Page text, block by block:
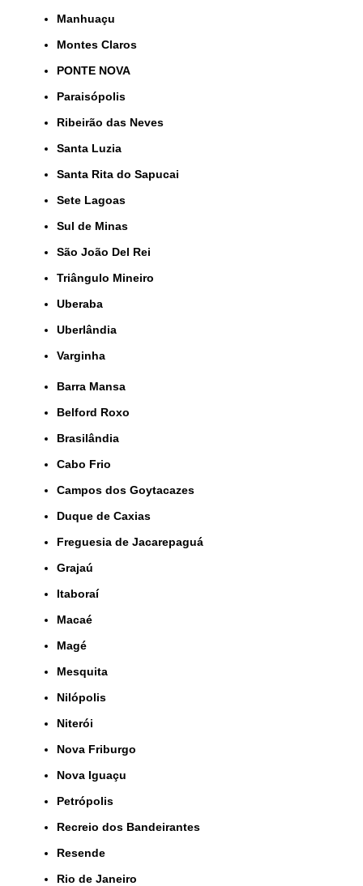
Manhuaçu
Montes Claros
PONTE NOVA
Paraisópolis
Ribeirão das Neves
Santa Luzia
Santa Rita do Sapucai
Sete Lagoas
Sul de Minas
São João Del Rei
Triângulo Mineiro
Uberaba
Uberlândia
Varginha
Barra Mansa
Belford Roxo
Brasilândia
Cabo Frio
Campos dos Goytacazes
Duque de Caxias
Freguesia de Jacarepaguá
Grajaú
Itaboraí
Macaé
Magé
Mesquita
Nilópolis
Niterói
Nova Friburgo
Nova Iguaçu
Petrópolis
Recreio dos Bandeirantes
Resende
Rio de Janeiro